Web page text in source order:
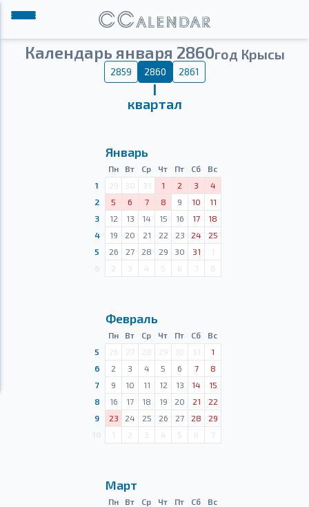
Календарь января 2860год Крысы
2859 2860 2861
Ⅰ
квартал
Январь
Пн Вт Ср Чт Пт Сб
Вс
1
29 30 31 1 2 3
4
2
5 6 7 8 9 10
11
3
12 13 14 15 16 17
18
4
19 20 21 22 23 24
25
5
26 27 28 29 30 31
1
2 3 4 5 6 7 8
Февраль
Пн Вт Ср Чт Пт Сб
Вс
5
26 27 28 29 30 31
1
6
2 3 4 5 6 7
8
7
9 10 11 12 13 14
15
8
16 17 18 19 20 21
22
9
23 24 25 26 27 28
29
1 2 3 4 5 6 7
Март
Пн Вт Ср Чт Пт Сб
Вс